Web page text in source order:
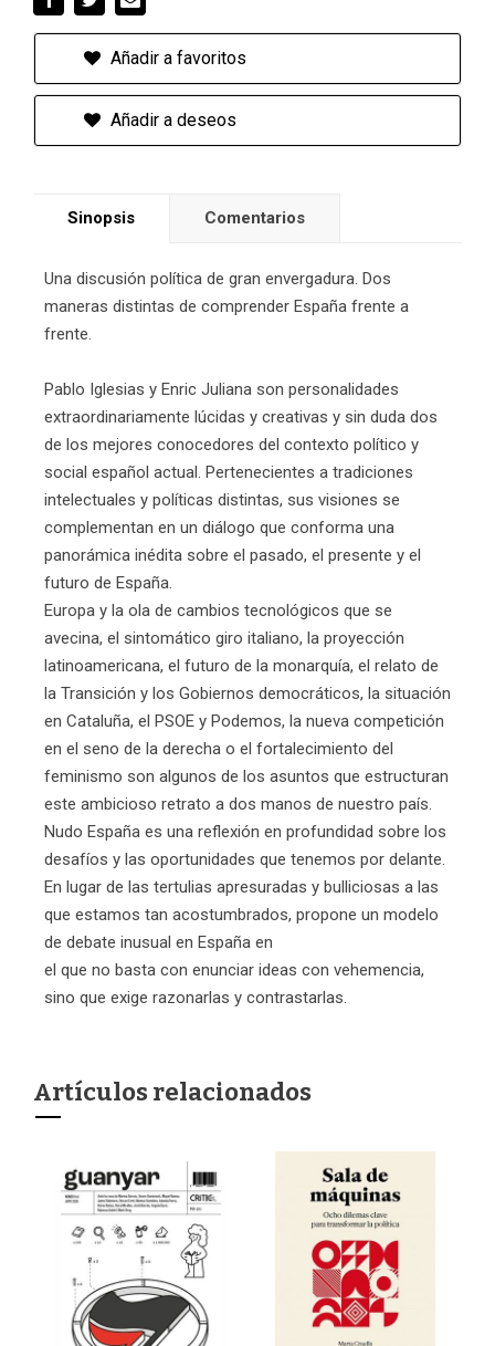
Añadir a favoritos
Añadir a deseos
Sinopsis Comentarios
Una discusión política de gran envergadura. Dos
maneras distintas de comprender España frente a
frente.
Pablo Iglesias y Enric Juliana son personalidades
extraordinariamente lúcidas y creativas y sin duda dos
de los mejores conocedores del contexto político y
social español actual. Pertenecientes a tradiciones
intelectuales y políticas distintas, sus visiones se
complementan en un diálogo que conforma una
panorámica inédita sobre el pasado, el presente y el
futuro de España.
Europa y la ola de cambios tecnológicos que se
avecina, el sintomático giro italiano, la proyección
latinoamericana, el futuro de la monarquía, el relato de
la Transición y los Gobiernos democráticos, la situación
en Cataluña, el PSOE y Podemos, la nueva competición
en el seno de la derecha o el fortalecimiento del
feminismo son algunos de los asuntos que estructuran
este ambicioso retrato a dos manos de nuestro país.
Nudo España es una reflexión en profundidad sobre los
desafíos y las oportunidades que tenemos por delante.
En lugar de las tertulias apresuradas y bulliciosas a las
que estamos tan acostumbrados, propone un modelo
de debate inusual en España en
el que no basta con enunciar ideas con vehemencia,
sino que exige razonarlas y contrastarlas.
Artículos relacionados